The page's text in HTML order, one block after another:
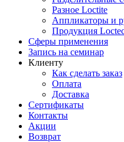
Разное Loctite
Аппликаторы и
Продукция
Сферы применения
Запись на семинар
Клиенту
Как сделать заказ
Оплата
Доставка
Сертификаты
Контакты
Акции
Возврат